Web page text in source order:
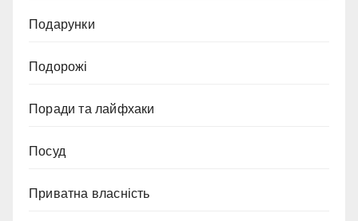
Подарунки
Подорожі
Поради та лайфхаки
Посуд
Приватна власність